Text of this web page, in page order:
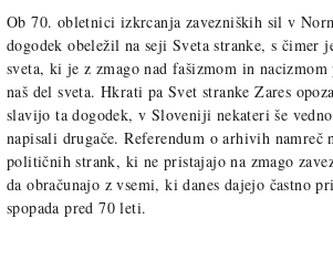
Ob 70. obletnici izkrcanja zavezniških sil v
dogodek obeležil na seji Sveta stranke, s čimer
sveta, ki je z zmago nad fašizmom in
naš del sveta. Hkrati pa Svet stranke Zares
slavijo ta dogodek, v Sloveniji nekateri še
napisali drugače. Referendum o arhivih
političnih strank, ki ne pristajajo na zmago
da obračunajo z vsemi, ki danes dajejo častno
spopada pred 70 leti.